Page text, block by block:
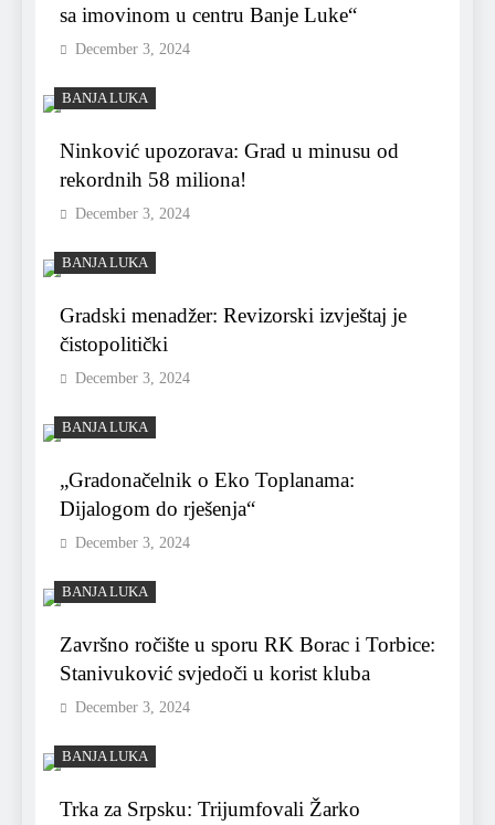
sa imovinom u centru Banje Luke“
December 3, 2024
BANJA LUKA
Ninković upozorava: Grad u minusu od
rekordnih 58 miliona!
December 3, 2024
BANJA LUKA
Gradski menadžer: Revizorski izvještaj je
čistopolitički
December 3, 2024
BANJA LUKA
„Gradonačelnik o Eko Toplanama:
Dijalogom do rješenja“
December 3, 2024
BANJA LUKA
Završno ročište u sporu RK Borac i Torbice:
Stanivuković svjedoči u korist kluba
December 3, 2024
BANJA LUKA
Trka za Srpsku: Trijumfovali Žarko